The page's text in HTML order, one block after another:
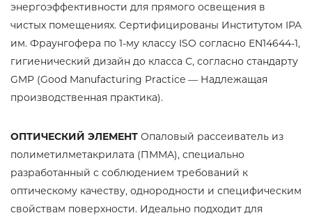
энергоэффективности для прямого освещения в
чистых помещениях. Сертифицированы Институтом IPA
им. Фраунгофера по 1-му классу ISO согласно EN14644-1,
гигиенический дизайн до класса С, согласно стандарту
GMP (Good Manufacturing Practice — Надлежащая
производственная практика).
ОПТИЧЕСКИЙ ЭЛЕМЕНТ Опаловый рассеиватель из
полиметилметакрилата (ПММА), специально
разработанный с соблюдением требований к
оптическому качеству, однородности и специфическим
свойствам поверхности. Идеально подходит для